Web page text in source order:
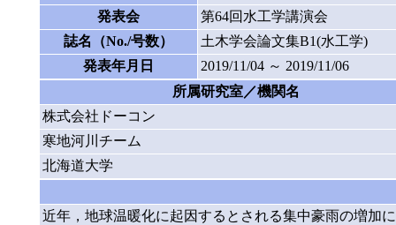
発表会
第64回水工学講演会
誌名（No./号数）
土木学会論文集B1(水工学)
発表年月日
2019/11/04 ～ 2019/11/06
所属研究室／機関名
株式会社ドーコン
寒地河川チーム
北海道大学
近年，地球温暖化に起因するとされる集中豪雨の増加